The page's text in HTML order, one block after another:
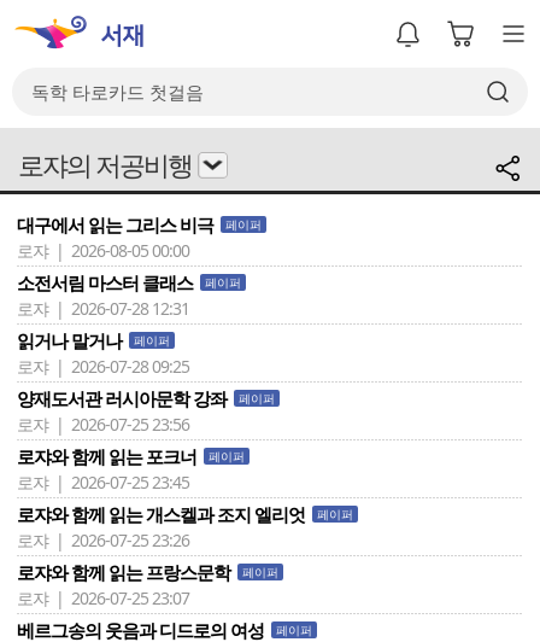
로쟈의 저공비행
대구에서 읽는 그리스 비극 페이퍼
로쟈 | 2026-08-05 00:00
소전서림 마스터 클래스 페이퍼
로쟈 | 2026-07-28 12:31
읽거나 말거나 페이퍼
로쟈 | 2026-07-28 09:25
양재도서관 러시아문학 강좌 페이퍼
로쟈 | 2026-07-25 23:56
로쟈와 함께 읽는 포크너 페이퍼
로쟈 | 2026-07-25 23:45
로쟈와 함께 읽는 개스켈과 조지 엘리엇 페이퍼
로쟈 | 2026-07-25 23:26
로쟈와 함께 읽는 프랑스문학 페이퍼
로쟈 | 2026-07-25 23:07
베르그송의 웃음과 디드로의 여성 페이퍼